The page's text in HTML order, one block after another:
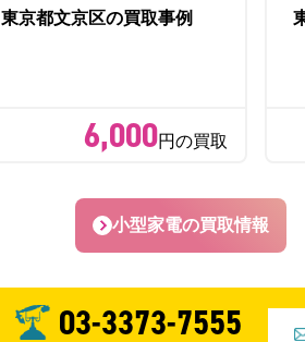
東京都文京区の買取事例
6,000円の買取
小型家電の買取情報
03-3373-7555